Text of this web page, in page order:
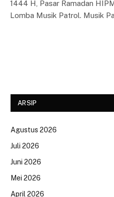
1444 H, Pasar Ramadan
Lomba Musik Patrol. Musik
ARSIP
Agustus 2026
Juli 2026
Juni 2026
Mei 2026
April 2026